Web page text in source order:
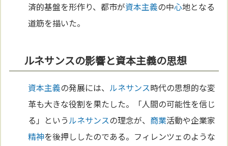
済的基盤を形作り、都市が資本主義の中心地となる
道筋を描いた。
ルネサンスの影響と資本主義の思想
資本主義の発展には、 ルネサンス時代の思想的な変
革も大きな役割を果たした。「人間の可能性を信じ
る」というルネサンスの理念が、 商業活動や企業家
精神を後押ししたのである。フィレンツェのような